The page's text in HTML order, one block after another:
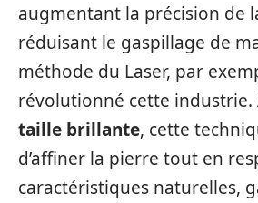
augmentant la précision de
réduisant le gaspillage de
méthode du Laser, par
révolutionné cette industrie.
taille brillante, cette
d’affiner la pierre tout en
caractéristiques naturelles,